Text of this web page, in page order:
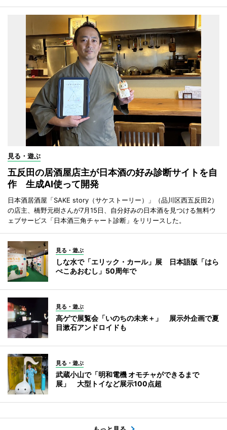
見る・遊ぶ
五反田の居酒屋店主が日本酒の好み診断サイトを自
作 生成AI使って開発
日本酒居酒屋「SAKE story（サケストーリー）」（品川区西五反田2）
の店主、橋野元樹さんが7月15日、自分好みの日本酒を見つける無料ウ
ェブサービス「日本酒三角チャート診断」をリリースした。
見る・遊ぶ
しな水で「エリック・カール」展 日本語版「はら
ぺこあおむし」50周年で
見る・遊ぶ
高ゲで展覧会「いのちの未来＋」 展示外企画で夏
目漱石アンドロイドも
見る・遊ぶ
武蔵小山で「明和電機 オモチャができるまで
展」 大型トイなど展示100点超